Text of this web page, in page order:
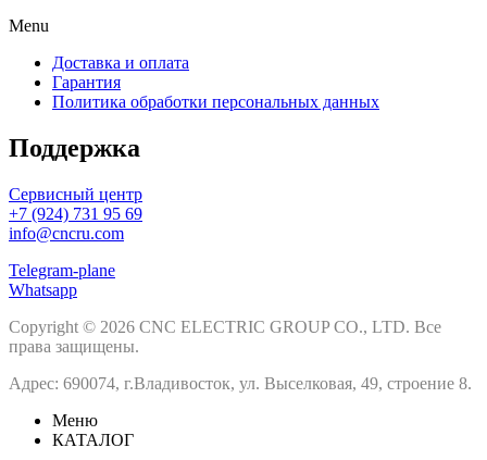
Menu
Доставка и оплата
Гарантия
Политика обработки персональных данных
Поддержка
Сервисный центр
+7 (924) 731 95 69
info@cncru.com
Telegram-plane
Whatsapp
Copyright © 2026 CNC ELECTRIC GROUP CO., LTD. Все
права защищены.
Адрес: 690074, г.Владивосток, ул. Выселковая, 49, строение 8.
Меню
КАТАЛОГ